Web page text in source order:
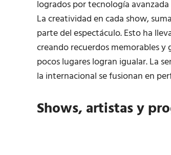
logrados por tecnología
La creatividad en cada show,
parte del espectáculo. Esto ha
creando recuerdos memorables
pocos lugares logran igualar. La
la internacional se fusionan en
Shows, artistas y